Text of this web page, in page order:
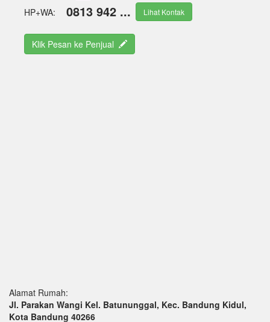
HP+WA: 0813 942 ... Lihat Kontak
Klik Pesan ke Penjual
Alamat Rumah:
Jl. Parakan Wangi Kel. Batununggal, Kec. Bandung Kidul,
Kota Bandung 40266